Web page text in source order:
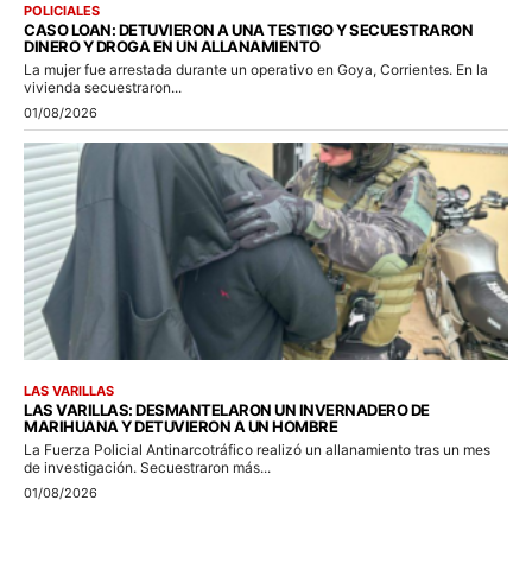
POLICIALES
CASO LOAN: DETUVIERON A UNA TESTIGO Y SECUESTRARON
DINERO Y DROGA EN UN ALLANAMIENTO
La mujer fue arrestada durante un operativo en Goya, Corrientes. En la
vivienda secuestraron...
01/08/2026
LAS VARILLAS
LAS VARILLAS: DESMANTELARON UN INVERNADERO DE
MARIHUANA Y DETUVIERON A UN HOMBRE
La Fuerza Policial Antinarcotráfico realizó un allanamiento tras un mes
de investigación. Secuestraron más...
01/08/2026